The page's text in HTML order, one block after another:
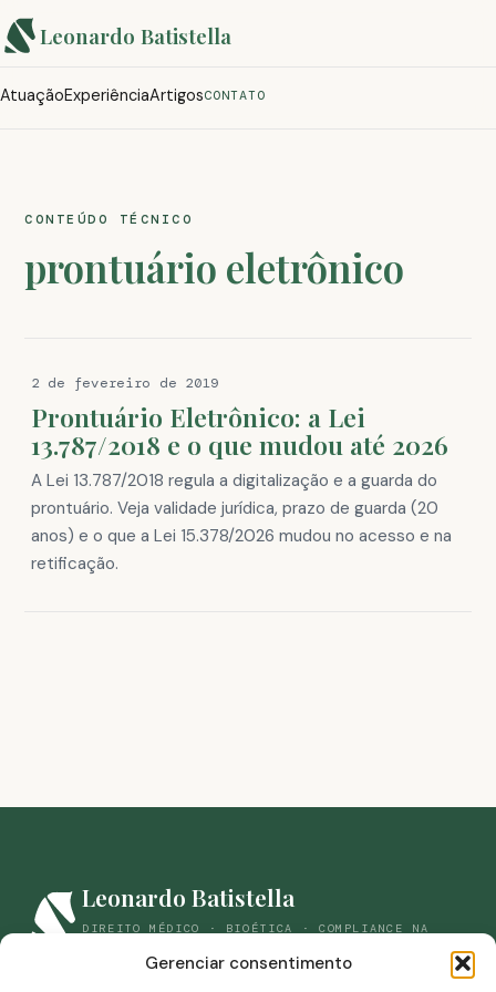
Gerenciar consentimento
Leonardo Batistella
AtuaçãoExperiênciaArtigosCONTATO
CONTEÚDO TÉCNICO
prontuário eletrônico
2 de fevereiro de 2019
Prontuário Eletrônico: a Lei
13.787/2018 e o que mudou até 2026
A Lei 13.787/2018 regula a digitalização e a guarda do
prontuário. Veja validade jurídica, prazo de guarda (20
anos) e o que a Lei 15.378/2026 mudou no acesso e na
retificação.
Leonardo Batistella
DIREITO MÉDICO · BIOÉTICA · COMPLIANCE NA
(44) 98861-9059